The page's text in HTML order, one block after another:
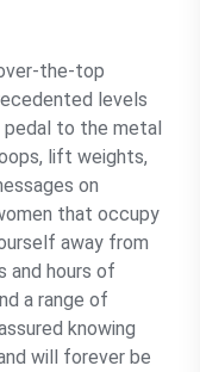
the-top
levels
to the metal
lift weights,
on
that occupy
away from
and hours of
a range of
knowing
will forever be